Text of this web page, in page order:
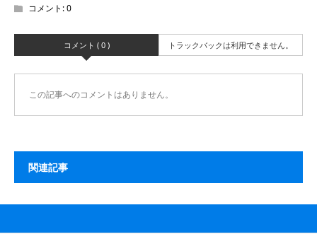
コメント:0
コメント ( 0 ) トラックバックは利用できません。
この記事へのコメントはありません。
関連記事